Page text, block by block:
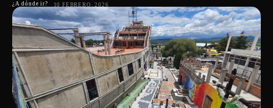
¿A dónde ir? 10 FEBRERO, 2026